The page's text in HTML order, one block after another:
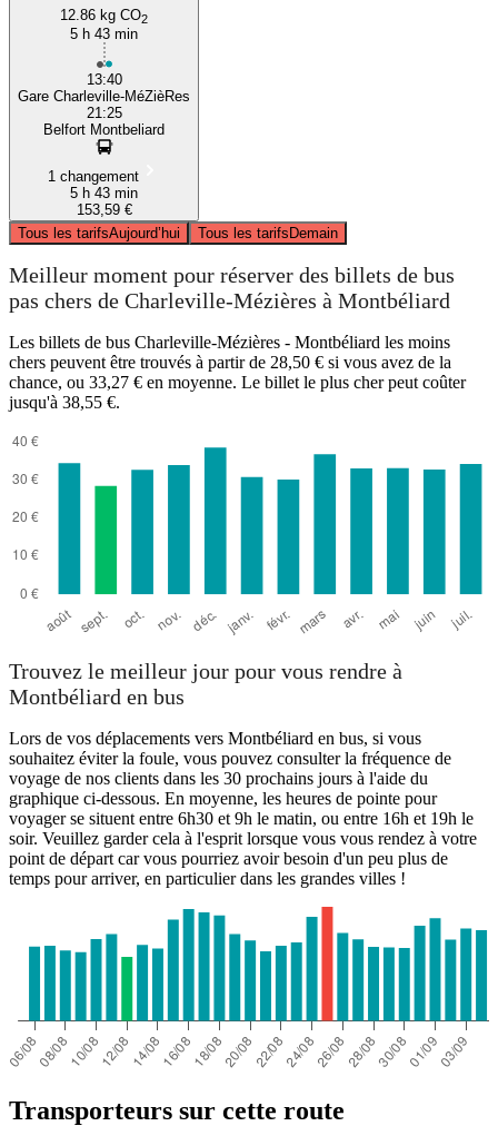
12.86 kg CO2
5 h 43 min
13:40
Gare Charleville-MéZièRes
21:25
Belfort Montbeliard
1 changement
5 h 43 min
153,59 €
Tous les tarifsAujourd’hui Tous les tarifsDemain
Meilleur moment pour réserver des billets de bus
pas chers de Charleville-Mézières à Montbéliard
Les billets de bus Charleville-Mézières - Montbéliard les moins
chers peuvent être trouvés à partir de 28,50 € si vous avez de la
chance, ou 33,27 € en moyenne. Le billet le plus cher peut coûter
jusqu'à 38,55 €.
Trouvez le meilleur jour pour vous rendre à
Montbéliard en bus
Lors de vos déplacements vers Montbéliard en bus, si vous
souhaitez éviter la foule, vous pouvez consulter la fréquence de
voyage de nos clients dans les 30 prochains jours à l'aide du
graphique ci-dessous. En moyenne, les heures de pointe pour
voyager se situent entre 6h30 et 9h le matin, ou entre 16h et 19h le
soir. Veuillez garder cela à l'esprit lorsque vous vous rendez à votre
point de départ car vous pourriez avoir besoin d'un peu plus de
temps pour arriver, en particulier dans les grandes villes !
Transporteurs sur cette route